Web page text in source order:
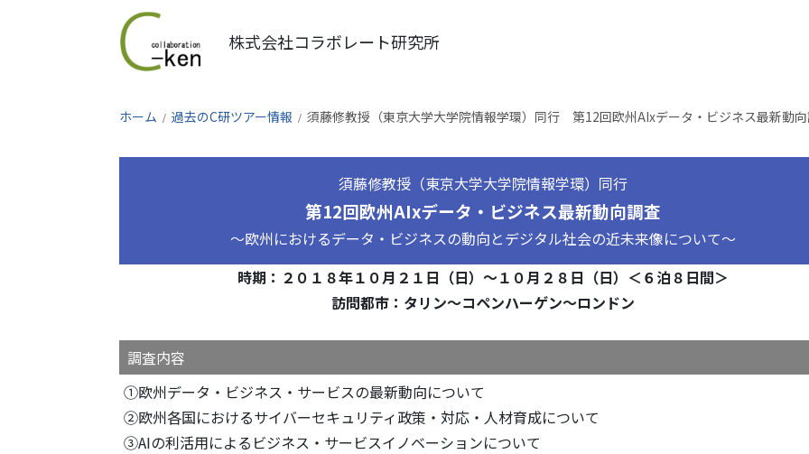
株式会社コラボレート研究所
ホーム 過去のC研ツアー情報 須藤修教授（東京大学大学院情報学環）同行 第12回欧州AIxデータ・ビジネス最新動
須藤修教授（東京大学大学院情報学環）同行
第12回欧州AIxデータ・ビジネス最新動向調査
～欧州におけるデータ・ビジネスの動向とデジタル社会の近未来像について～
時期：２０１８年１０月２１日（日）～１０月２８日（日）＜６泊８日間＞
訪問都市：タリン～コペンハーゲン～ロンドン
調査内容
①欧州データ・ビジネス・サービスの最新動向について
②欧州各国におけるサイバーセキュリティ政策・対応・人材育成について
③AIの利活用によるビジネス・サービスイノベーションについて